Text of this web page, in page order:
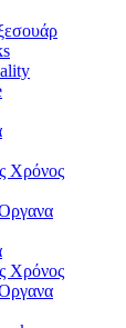
Χρόνος
Χρόνος